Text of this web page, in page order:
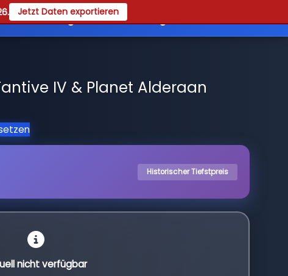
Jetzt Daten exportieren
Registrieren
IV & Planet Alderaan
Historischer Tiefstpreis
nicht verfügbar